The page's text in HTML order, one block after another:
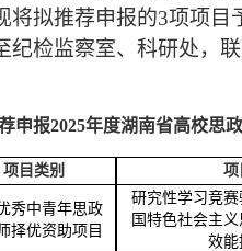
将拟推荐申报的3项项目
检监察室、科研处，联
申报2025年度湖南省高校思
项目类别 项
秀中青年思政
择优资助项目
研究性学习竞
国特色社会主
效能